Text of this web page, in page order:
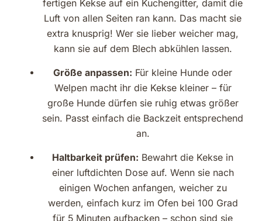
fertigen Kekse auf ein Kuchengitter, damit die
Luft von allen Seiten ran kann. Das macht sie
extra knusprig! Wer sie lieber weicher mag,
kann sie auf dem Blech abkühlen lassen.
Größe anpassen: Für kleine Hunde oder
Welpen macht ihr die Kekse kleiner – für
große Hunde dürfen sie ruhig etwas größer
sein. Passt einfach die Backzeit entsprechend
an.
Haltbarkeit prüfen: Bewahrt die Kekse in
einer luftdichten Dose auf. Wenn sie nach
einigen Wochen anfangen, weicher zu
werden, einfach kurz im Ofen bei 100 Grad
für 5 Minuten aufbacken – schon sind sie